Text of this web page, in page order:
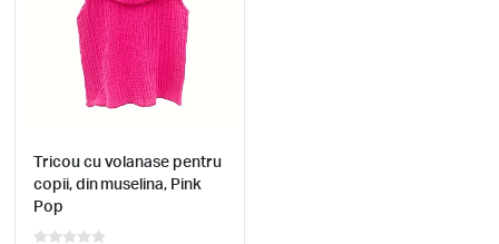
Tricou cu volanase pentru
copii, din muselina, Pink
Pop